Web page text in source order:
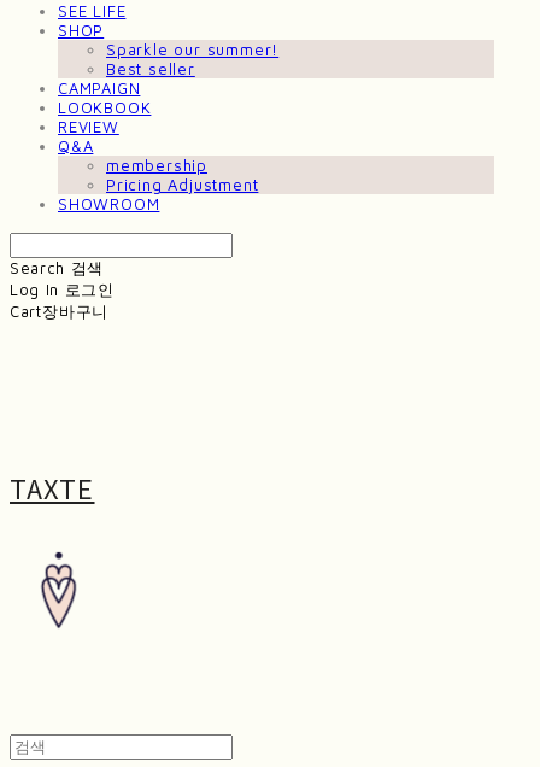
SEE LIFE
SHOP
Sparkle our summer!
Best seller
CAMPAIGN
LOOKBOOK
REVIEW
Q&A
membership
Pricing Adjustment
SHOWROOM
Search 검색
Log In 로그인
Cart장바구니
TAXTE